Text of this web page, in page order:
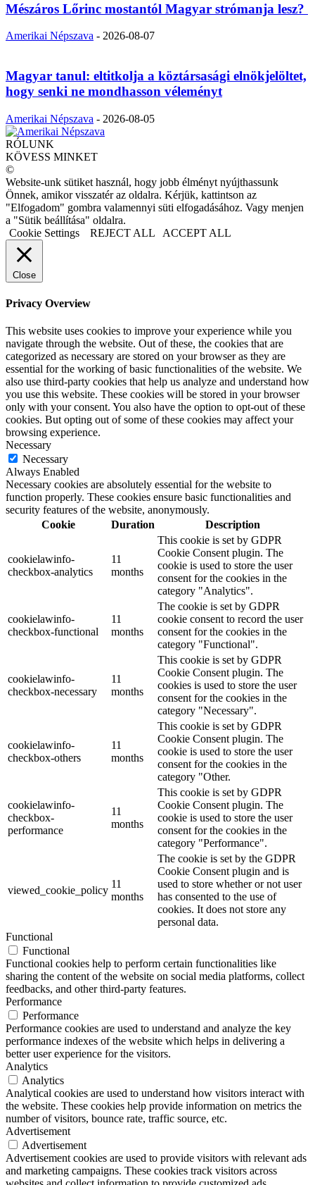
Mészáros Lőrinc mostantól Magyar strómanja lesz?
Amerikai Népszava - 2026-08-07
Magyar tanul: eltitkolja a köztársasági elnökjelöltet,
hogy senki ne mondhasson véleményt
Amerikai Népszava - 2026-08-05
RÓLUNK
KÖVESS MINKET
©
Website-unk sütiket használ, hogy jobb élményt nyújthassunk
Önnek, amikor visszatér az oldalra. Kérjük, kattintson az
"Elfogadom" gombra valamennyi süti elfogadásához. Vagy menjen
a "Sütik beállítása" oldalra.
Cookie Settings
REJECT ALL ACCEPT ALL
Close
Privacy Overview
This website uses cookies to improve your experience while you
navigate through the website. Out of these, the cookies that are
categorized as necessary are stored on your browser as they are
essential for the working of basic functionalities of the website. We
also use third-party cookies that help us analyze and understand how
you use this website. These cookies will be stored in your browser
only with your consent. You also have the option to opt-out of these
cookies. But opting out of some of these cookies may affect your
browsing experience.
Necessary
Necessary
Always Enabled
Necessary cookies are absolutely essential for the website to
function properly. These cookies ensure basic functionalities and
security features of the website, anonymously.
Cookie
Duration Description
cookielawinfo-
checkbox-analytics
11
months
This cookie is set by GDPR
Cookie Consent plugin. The
cookie is used to store the user
consent for the cookies in the
category "Analytics".
cookielawinfo-
checkbox-functional
11
months
The cookie is set by GDPR
cookie consent to record the user
consent for the cookies in the
category "Functional".
cookielawinfo-
checkbox-necessary
11
months
This cookie is set by GDPR
Cookie Consent plugin. The
cookies is used to store the user
consent for the cookies in the
category "Necessary".
cookielawinfo-
checkbox-others
11
months
This cookie is set by GDPR
Cookie Consent plugin. The
cookie is used to store the user
consent for the cookies in the
category "Other.
cookielawinfo-
checkbox-
performance
11
months
This cookie is set by GDPR
Cookie Consent plugin. The
cookie is used to store the user
consent for the cookies in the
category "Performance".
viewed_cookie_policy
11
months
The cookie is set by the GDPR
Cookie Consent plugin and is
used to store whether or not user
has consented to the use of
cookies. It does not store any
personal data.
Functional
Functional
Functional cookies help to perform certain functionalities like
sharing the content of the website on social media platforms, collect
feedbacks, and other third-party features.
Performance
Performance
Performance cookies are used to understand and analyze the key
performance indexes of the website which helps in delivering a
better user experience for the visitors.
Analytics
Analytics
Analytical cookies are used to understand how visitors interact with
the website. These cookies help provide information on metrics the
number of visitors, bounce rate, traffic source, etc.
Advertisement
Advertisement
Advertisement cookies are used to provide visitors with relevant ads
and marketing campaigns. These cookies track visitors across